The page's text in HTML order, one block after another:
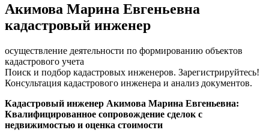
Акимова Марина Евгеньевна
кадастровый инженер
осуществление деятельности по формированию объектов
кадастрового учета
Поиск и подбор кадастровых инженеров. Зарегистрируйтесь!
Консультация кадастрового инженера и анализ документов.
Кадастровый инженер Акимова Марина Евгеньевна:
Квалифицированное сопровождение сделок с
недвижимостью и оценка стоимости